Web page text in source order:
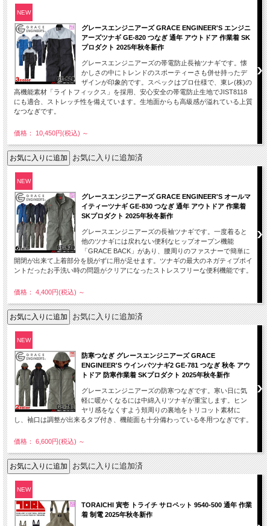
NEW
グレースエンジニアーズ GRACE ENGINEER'S エンジニ
アーズツナギ GE-820 つなぎ 通年 アウトドア 作業着 SK
プロダクト 2025年秋冬新作
グレースエンジニアーズの帯電防止長袖ツナギです。懐
かしさの中にトレンドのスポーティーさも併せ持ったデ
ザインが印象的です。スペックはプロ仕様で、東レ(株)の
高機能素材「ライトフィックス」を採用、安心安全の帯電防止生地でJIST8118
にも適合、ストレッチ性を備えています。生地面からも高級感が溢れている上質
なつなぎです。
価格： 10,450円(税込) ～
お気に入りに追加済
NEW
グレースエンジニアーズ GRACE ENGINEER'S オールマ
イティーツナギ GE-830 つなぎ 通年 アウトドア 作業着
SKプロダクト 2025年秋冬新作
グレースエンジニアーズの長袖ツナギです。一度着ると
他のツナギには戻れない便利なヒップオープン機能
「GRACE BACK」があり、腰周りのファスナーで簡単に
開閉が出来て上着部分を脱がずに用が足せます。ツナギの最大のネガティブポイ
ントだったお手洗い時の問題がクリアになったストレスフリーな便利機能です。
価格： 4,400円(税込) ～
お気に入りに追加済
NEW
防寒つなぎ グレースエンジニアーズ GRACE
ENGINEER'S ウインパツナギ2 GE-781 つなぎ 秋冬 アウ
トドア 防寒作業着 SKプロダクト 2025年秋冬新作
グレースエンジニアーズの防寒つなぎです。寒い日に気
軽に暖かくなるには中綿入りツナギが重宝します。ヒン
ヤリ感をなくすよう頬周りの裏地をトリコット素材に
し、袖口は調整が出来るタブ付き、機能面も十分備わっている冬用つなぎです。
価格： 6,600円(税込) ～
お気に入りに追加済
NEW
TORAICHI 寅壱 トライチ サロペット 9540-500 通年 作業
着 制電 2025年秋冬新作